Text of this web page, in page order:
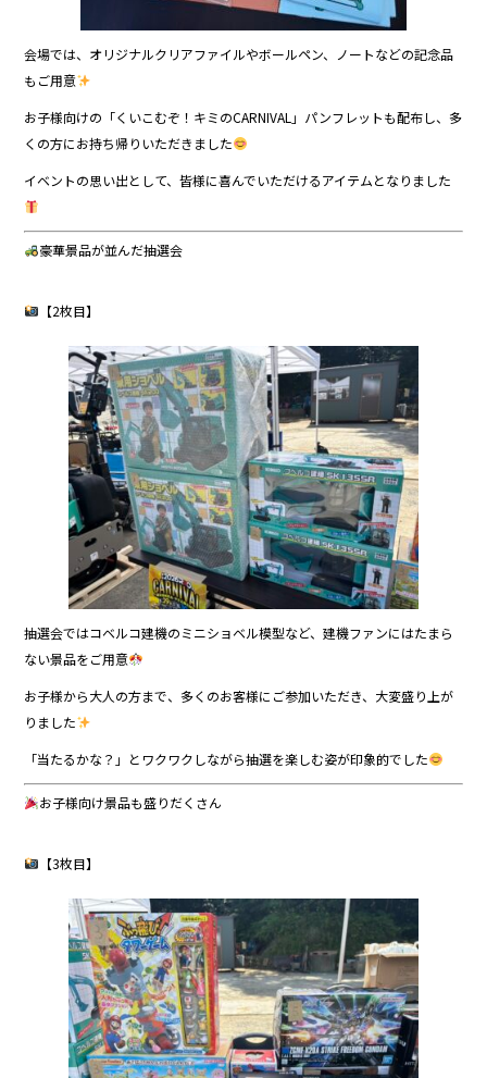
会場では、オリジナルクリアファイルやボールペン、ノートなどの記念品
もご用意
お子様向けの「くいこむぞ！キミのCARNIVAL」パンフレットも配布し、多
くの方にお持ち帰りいただきました
イベントの思い出として、皆様に喜んでいただけるアイテムとなりました
豪華景品が並んだ抽選会
【2枚目】
抽選会ではコベルコ建機のミニショベル模型など、建機ファンにはたまら
ない景品をご用意
お子様から大人の方まで、多くのお客様にご参加いただき、大変盛り上が
りました
「当たるかな？」とワクワクしながら抽選を楽しむ姿が印象的でした
お子様向け景品も盛りだくさん
【3枚目】